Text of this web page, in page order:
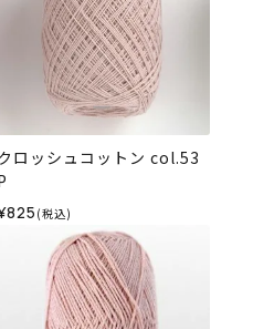
ロッシュコットン col.53
(税込)